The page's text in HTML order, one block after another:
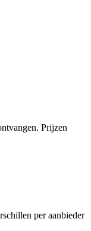
Prijzen
per aanbieder